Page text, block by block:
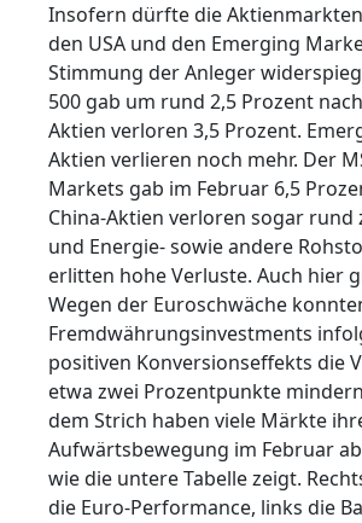
Insofern dürfte die
den USA und den Emerging
Stimmung der Anleger
500 gab um rund 2,5 Prozent
Aktien verloren 3,5 Prozent.
Aktien verlieren noch mehr. Der
Markets gab im Februar 6,5
China-Aktien verloren sogar rund
und Energie- sowie andere
erlitten hohe Verluste. Auch hier
Wegen der Euroschwäche
Fremdwährungsinvestments
positiven Konversionseffekts die
etwa zwei Prozentpunkte
dem Strich haben viele Märkte
Aufwärtsbewegung im Februar
wie die untere Tabelle zeigt.
die Euro-Performance, links die